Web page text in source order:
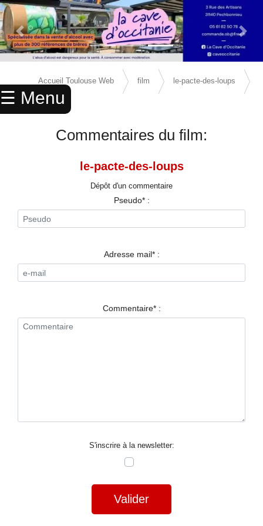
☰ Menu
× ACCUEIL
ANNUAIRE
SPORTS
RESTAURANTS
NUIT
Previous Slide Next
Accueil Toulouse Web film le-pacte-des-loups
avis
Commentaires du film:
le-pacte-des-loups
Dépôt d'un commentaire
Pseudo* :
Adresse mail* :
Commentaire* :
S'inscrire à la newsletter:
Valider